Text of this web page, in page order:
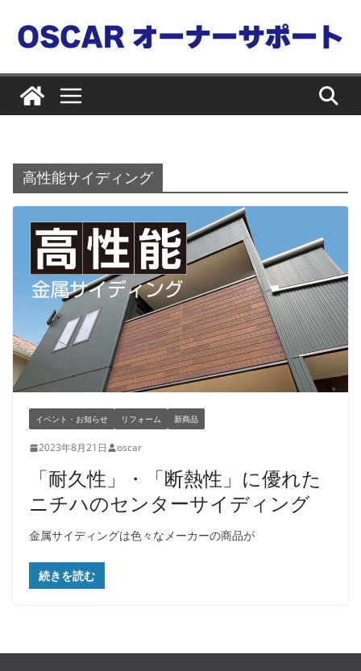
ン
高性能サイディング
イベント・お知らせ リフォーム 新商品
2023年8月21日 oscar
「耐久性」・「断熱性」に優れた
ニチハのセンターサイディング
金属サイディングは色々なメーカーの商品が
続きを読む